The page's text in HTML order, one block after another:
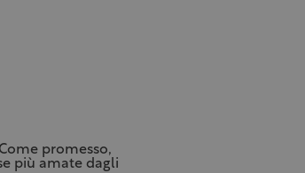
promesso,
più amate dagli